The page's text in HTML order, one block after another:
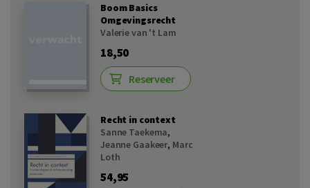
Boom Basics
Omgevingsrecht
Valerie van 't Lam
18,50
Reserveer
Recht in context
Sanne Taekema,
Jeanne Gaakeer, Marc
Loth
54,95